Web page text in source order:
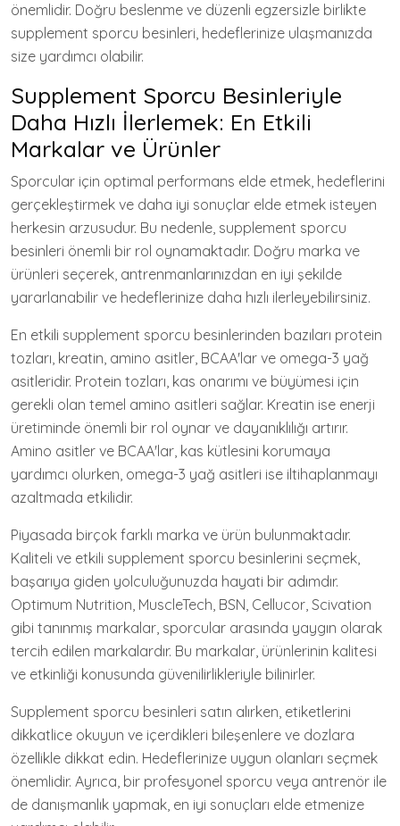
önemlidir. Doğru beslenme ve düzenli egzersizle birlikte
supplement sporcu besinleri, hedeflerinize ulaşmanızda
size yardımcı olabilir.
Supplement Sporcu Besinleriyle
Daha Hızlı İlerlemek: En Etkili
Markalar ve Ürünler
Sporcular için optimal performans elde etmek, hedeflerini
gerçekleştirmek ve daha iyi sonuçlar elde etmek isteyen
herkesin arzusudur. Bu nedenle, supplement sporcu
besinleri önemli bir rol oynamaktadır. Doğru marka ve
ürünleri seçerek, antrenmanlarınızdan en iyi şekilde
yararlanabilir ve hedeflerinize daha hızlı ilerleyebilirsiniz.
En etkili supplement sporcu besinlerinden bazıları protein
tozları, kreatin, amino asitler, BCAA'lar ve omega-3 yağ
asitleridir. Protein tozları, kas onarımı ve büyümesi için
gerekli olan temel amino asitleri sağlar. Kreatin ise enerji
üretiminde önemli bir rol oynar ve dayanıklılığı artırır.
Amino asitler ve BCAA'lar, kas kütlesini korumaya
yardımcı olurken, omega-3 yağ asitleri ise iltihaplanmayı
azaltmada etkilidir.
Piyasada birçok farklı marka ve ürün bulunmaktadır.
Kaliteli ve etkili supplement sporcu besinlerini seçmek,
başarıya giden yolculuğunuzda hayati bir adımdır.
Optimum Nutrition, MuscleTech, BSN, Cellucor, Scivation
gibi tanınmış markalar, sporcular arasında yaygın olarak
tercih edilen markalardır. Bu markalar, ürünlerinin kalitesi
ve etkinliği konusunda güvenilirlikleriyle bilinirler.
Supplement sporcu besinleri satın alırken, etiketlerini
dikkatlice okuyun ve içerdikleri bileşenlere ve dozlara
özellikle dikkat edin. Hedeflerinize uygun olanları seçmek
önemlidir. Ayrıca, bir profesyonel sporcu veya antrenör ile
de danışmanlık yapmak, en iyi sonuçları elde etmenize